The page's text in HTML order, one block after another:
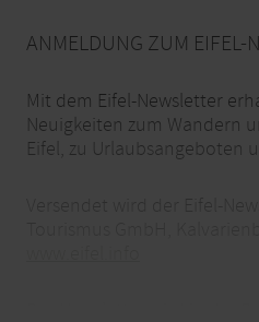
ANMELDUNG ZUM EIFEL-
Mit dem Eifel-Newsletter
Neuigkeiten zum Wandern
Eifel, zu Urlaubsangeboten